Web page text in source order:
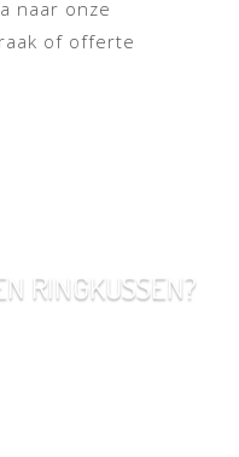
naar onze
of offerte
RINGKUSSEN?